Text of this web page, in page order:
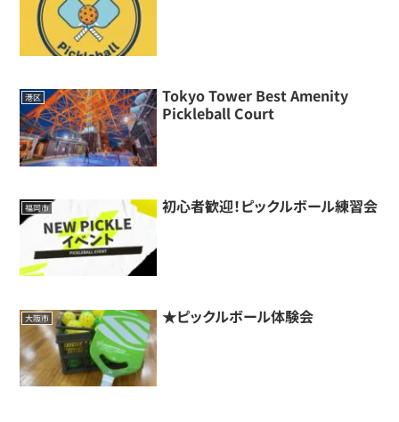
港区
Tokyo Tower Best Amenity
Pickleball Court
福岡市 初心者歓迎！ピックルボール練習会
大阪市 ★ピックルボール体験会